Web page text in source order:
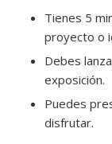
Tienes 5
proyecto o
Debes
exposición.
Puedes
disfrutar.